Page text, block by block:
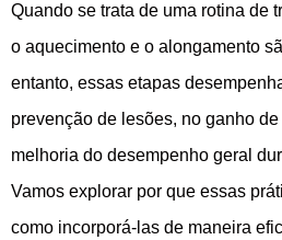
Quando se trata de uma rotina de
o aquecimento e o alongamento
entanto, essas etapas
prevenção de lesões, no ganho
melhoria do desempenho geral
Vamos explorar por que essas
como incorporá-las de maneira